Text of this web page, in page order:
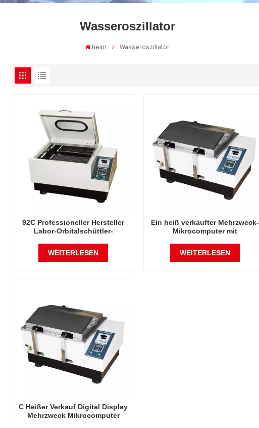
Wasseroszillator
heim Wasseroszillator
92C Professioneller Hersteller
Labor-Orbitalschüttler-
WEITERLESEN
Ein heiß verkaufter Mehrzweck-
Mikrocomputer mit
Frequenzschüttler,
Wasserbadschüttler,
WEITERLESEN
C Heißer Verkauf Digital Display
Mehrzweck Mikrocomputer